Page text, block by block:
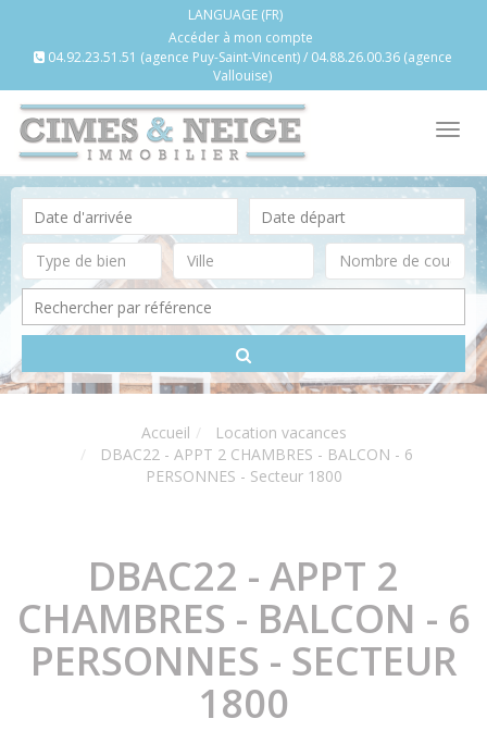
LANGUAGE (FR)
Accéder à mon compte
04.92.23.51.51 (agence Puy-Saint-Vincent) / 04.88.26.00.36 (agence
Vallouise)
Accueil
Location vacances
DBAC22 - APPT 2 CHAMBRES - BALCON - 6
PERSONNES - Secteur 1800
DBAC22 - APPT 2
CHAMBRES - BALCON - 6
PERSONNES - SECTEUR
1800